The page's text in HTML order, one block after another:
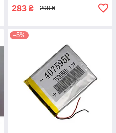
283 ₴ 298 ₴
–5%